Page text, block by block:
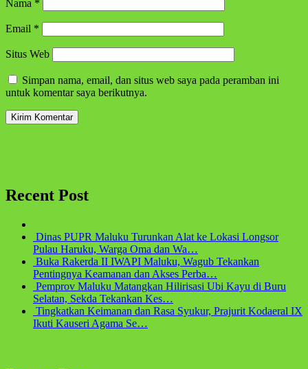
Nama *
Email *
Situs Web
Simpan nama, email, dan situs web saya pada peramban ini
untuk komentar saya berikutnya.
Recent Post
Dinas PUPR Maluku Turunkan Alat ke Lokasi Longsor
Pulau Haruku, Warga Oma dan Wa…
Buka Rakerda II IWAPI Maluku, Wagub Tekankan
Pentingnya Keamanan dan Akses Perba…
Pemprov Maluku Matangkan Hilirisasi Ubi Kayu di Buru
Selatan, Sekda Tekankan Kes…
Tingkatkan Keimanan dan Rasa Syukur, Prajurit Kodaeral IX
Ikuti Kauseri Agama Se…